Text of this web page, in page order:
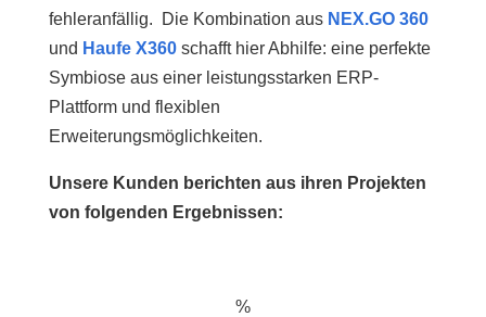
fehleranfällig. Die Kombination aus NEX.GO 360
und Haufe X360schafft hier Abhilfe: eine perfekte
Symbiose aus einer leistungsstarken ERP-
Plattform und flexiblen
Erweiterungsmöglichkeiten.
Unsere Kunden berichten aus ihren Projekten
von folgenden Ergebnissen:
%